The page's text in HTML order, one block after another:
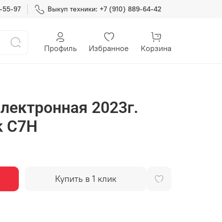
55-97 Выкуп техники: +7 (910) 889-64-42
Профиль Избранное Корзина
2023г.
C7H
Купить в 1 клик